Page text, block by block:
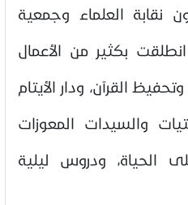
نقابة العلماء وجمعية
بكثير من الأعمال
القرآن، ودار الأيتام
والسيدات المعوزات
الحياة، ودروس ليلية